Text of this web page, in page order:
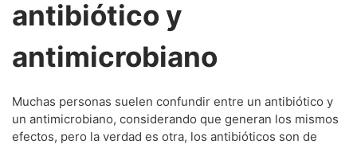
antibiótico y
antimicrobiano
Muchas personas suelen confundir entre un antibiótico y
un antimicrobiano, considerando que generan los mismos
efectos, pero la verdad es otra, los antibióticos son de